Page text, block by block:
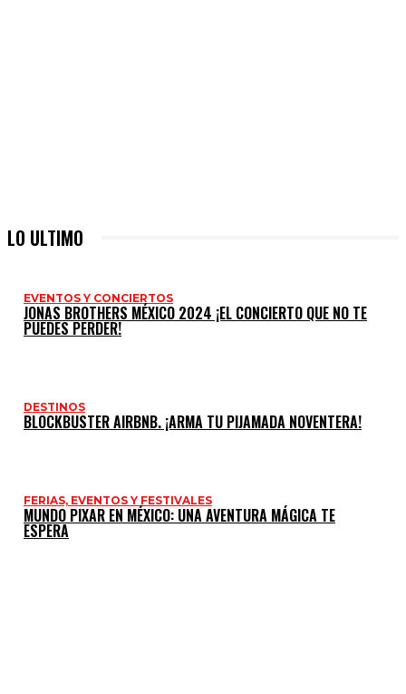
LO ULTIMO
EVENTOS Y CONCIERTOS
JONAS BROTHERS MÉXICO 2024 ¡EL CONCIERTO QUE NO TE
PUEDES PERDER!
DESTINOS
BLOCKBUSTER AIRBNB. ¡ARMA TU PIJAMADA NOVENTERA!
FERIAS, EVENTOS Y FESTIVALES
MUNDO PIXAR EN MÉXICO: UNA AVENTURA MÁGICA TE
ESPERA